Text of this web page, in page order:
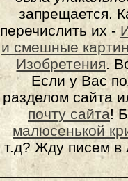
запрещается.
перечислить их -
и смешные
Изобретения.
Если у Вас
разделом сайта
почту сайта!
малюсенькой
т.д? Жду писем в